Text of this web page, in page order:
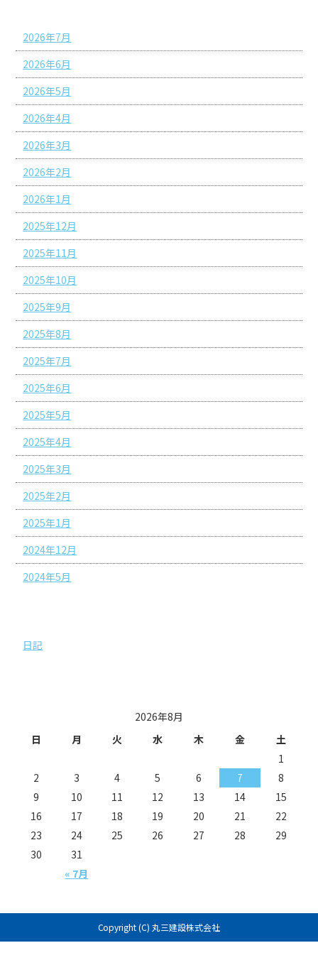
2026年7月
2026年6月
2026年5月
2026年4月
2026年3月
2026年2月
2026年1月
2025年12月
2025年11月
2025年10月
2025年9月
2025年8月
2025年7月
2025年6月
2025年5月
2025年4月
2025年3月
2025年2月
2025年1月
2024年12月
2024年5月
日記
2026年8月
日
月 火 水 木 金 土
« 7月
1
2
3 4 5 6 7
8
9
10 11 12 13 14
15
16
17 18 19 20 21
22
23
24 25 26 27 28
29
30
31
Copyright (C) 丸三建設株式会社